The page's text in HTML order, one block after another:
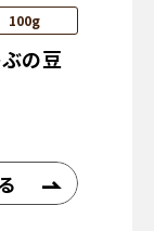
100g
の豆